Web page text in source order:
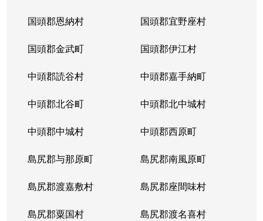
国頭郡恩納村 国頭郡宜野座村
国頭郡金武町 国頭郡伊江村
中頭郡読谷村 中頭郡嘉手納町
中頭郡北谷町 中頭郡北中城村
中頭郡中城村 中頭郡西原町
島尻郡与那原町 島尻郡南風原町
島尻郡渡嘉敷村 島尻郡座間味村
島尻郡粟国村 島尻郡渡名喜村